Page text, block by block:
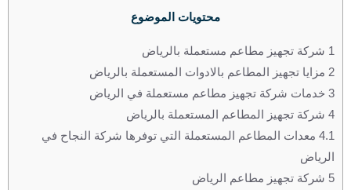
محتويات الموضوع
1شركة تجهيز مطاعم مستعملة بالرياض
2مزايا تجهيز المطاعم بالادوات المستعملة بالرياض
3خدمات شركة تجهيز مطاعم مستعملة في الرياض
4شركة تجهيز المطاعم المستعملة بالرياض
4.1معدات المطاعم المستعملة التي توفرها شركة النجاح في
الرياض
5شركة تجهيز مطاعم الرياض